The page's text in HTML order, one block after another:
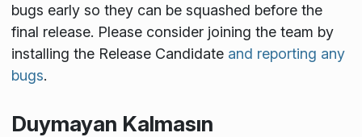
bugs early so they can be squashed before the
final release. Please consider joining the team by
installing the Release Candidate and reporting any
bugs.
Duymayan Kalmasın